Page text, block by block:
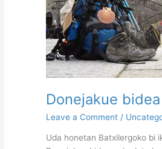
Donejakue
Leave a Comment /
Uda honetan Batxilergoko bi